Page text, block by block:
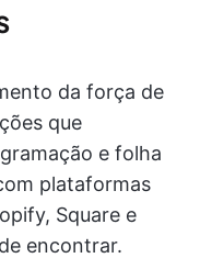
da força de
que
e folha
plataformas
Square e
encontrar.